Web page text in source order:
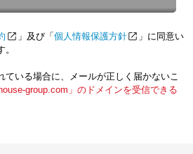
」及び「 個人情報保護方針
」に同意い
ている場合に、メールが正しく届かないこ
group.com」のドメインを受信できる